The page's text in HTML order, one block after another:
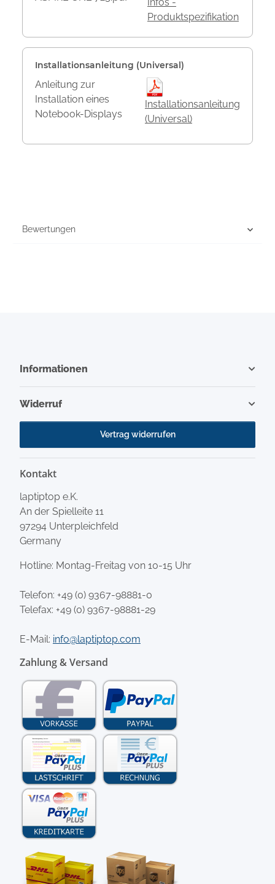
Produktspezifikation
Installationsanleitung (Universal)
Anleitung zur
Installation eines
Notebook-Displays
Installationsanleitung
(Universal)
Bewertungen
Informationen
Widerruf
Vertrag widerrufen
Kontakt
laptiptop e.K.
An der Spielleite 11
97294 Unterpleichfeld
Germany
Hotline: Montag-Freitag von 10-15 Uhr
Telefon: +49 (0) 9367-98881-0
Telefax: +49 (0) 9367-98881-29
E-Mail: info@laptiptop.com
Zahlung & Versand